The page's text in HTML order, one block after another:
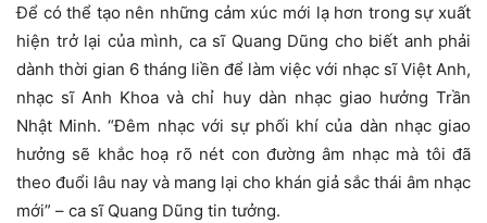
Để có thể tạo nên những cảm xúc mới lạ hơn trong sự xuất
hiện trở lại của mình, ca sĩ Quang Dũng cho biết anh phải
dành thời gian 6 tháng liền để làm việc với nhạc sĩ Việt Anh,
nhạc sĩ Anh Khoa và chỉ huy dàn nhạc giao hưởng Trần
Nhật Minh. “Đêm nhạc với sự phối khí của dàn nhạc giao
hưởng sẽ khắc hoạ rõ nét con đường âm nhạc mà tôi đã
theo đuổi lâu nay và mang lại cho khán giả sắc thái âm nhạc
mới” – ca sĩ Quang Dũng tin tưởng.